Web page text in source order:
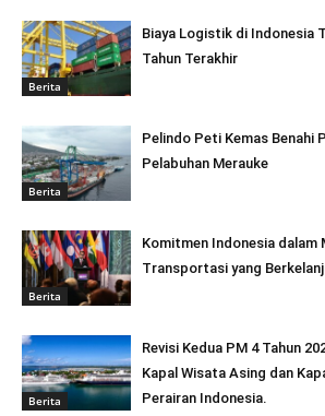
Berita
Biaya Logistik di Indonesia
Tahun Terakhir
Berita
Pelindo Peti Kemas Benahi
Pelabuhan Merauke
Berita
Komitmen Indonesia dalam
Transportasi yang
Berita
Revisi Kedua PM 4 Tahun
Kapal Wisata Asing dan
Perairan Indonesia.